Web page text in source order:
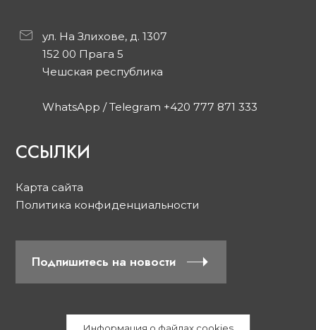
ул. На Злихове, д. 1307
152 00 Прага 5
Чешская республика
WhatsApp / Telegram +420 777 871 333
ССЫЛКИ
Карта сайта
Политика конфиденциальности
Подпишитесь на новости